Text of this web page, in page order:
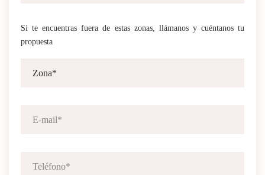
Si te encuentras fuera de estas zonas, llámanos y cuéntanos tu
propuesta